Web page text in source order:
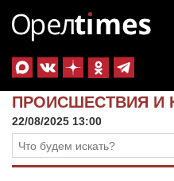
ПРОИСШЕСТВИЯ И
22/08/2025 13:00